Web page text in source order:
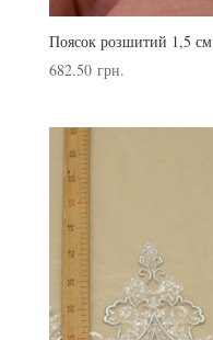
Поясок розшитий 1,5 см
682.50 грн.